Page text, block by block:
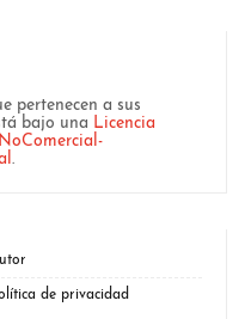
pertenecen a sus
bajo una Licencia
.
de privacidad